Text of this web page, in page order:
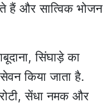
हैं और सात्विक भोजन
सिंघाड़े का
किया जाता है.
सेंधा नमक और